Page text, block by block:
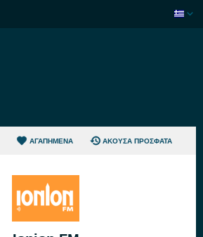
ΑΓΑΠΗΜΈΝΑ ΆΚΟΥΣΑ ΠΡΌΣΦΑΤΑ